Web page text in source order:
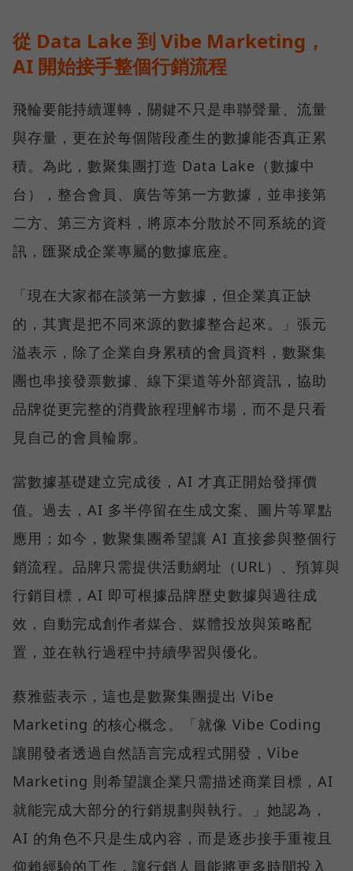
從 Data Lake 到 Vibe Marketing，
AI 開始接手整個行銷流程
飛輪要能持續運轉，關鍵不只是串聯聲量、流量
與存量，更在於每個階段產生的數據能否真正累
積。為此，數聚集團打造 Data Lake（數據中
台），整合會員、廣告等第一方數據，並串接第
二方、第三方資料，將原本分散於不同系統的資
訊，匯聚成企業專屬的數據底座。
「現在大家都在談第一方數據，但企業真正缺
的，其實是把不同來源的數據整合起來。」張元
溢表示，除了企業自身累積的會員資料，數聚集
團也串接發票數據、線下渠道等外部資訊，協助
品牌從更完整的消費旅程理解市場，而不是只看
見自己的會員輪廓。
當數據基礎建立完成後，AI 才真正開始發揮價
值。過去，AI 多半停留在生成文案、圖片等單點
應用；如今，數聚集團希望讓 AI 直接參與整個行
銷流程。品牌只需提供活動網址（URL）、預算與
行銷目標，AI 即可根據品牌歷史數據與過往成
效，自動完成創作者媒合、媒體投放與策略配
置，並在執行過程中持續學習與優化。
蔡雅藍表示，這也是數聚集團提出 Vibe
Marketing 的核心概念。「就像 Vibe Coding
讓開發者透過自然語言完成程式開發，Vibe
Marketing 則希望讓企業只需描述商業目標，AI
就能完成大部分的行銷規劃與執行。」她認為，
AI 的角色不只是生成內容，而是逐步接手重複且
仰賴經驗的工作，讓行銷人員能將更多時間投入